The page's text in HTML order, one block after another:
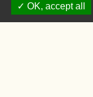
OK, accept all